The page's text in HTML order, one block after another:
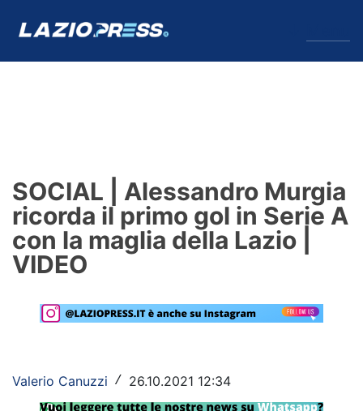
Formello
Infortuni
Primavera
Calciomercato
Rassegna Lazio
SOCIAL | Alessandro Murgia
ricorda il primo gol in Serie A
con la maglia della Lazio |
VIDEO
Valerio Canuzzi / 26.10.2021 12:34